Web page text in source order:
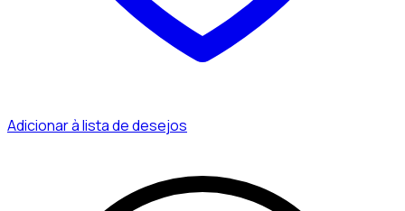
Adicionar à lista de desejos